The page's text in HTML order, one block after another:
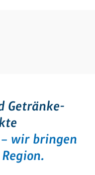
Getränke-
wir bringen